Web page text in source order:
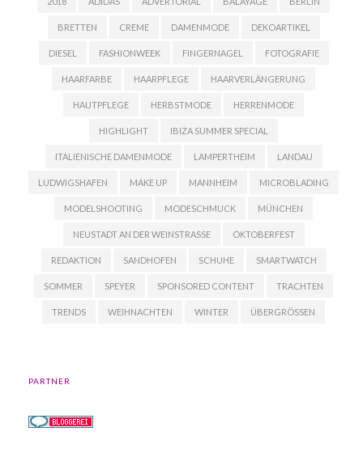
BRETTEN CREME DAMENMODE DEKOARTIKEL
DIESEL FASHIONWEEK FINGERNAGEL FOTOGRAFIE
HAARFARBE HAARPFLEGE HAARVERLÄNGERUNG
HAUTPFLEGE HERBSTMODE HERRENMODE
HIGHLIGHT IBIZA SUMMER SPECIAL
ITALIENISCHE DAMENMODE LAMPERTHEIM LANDAU
LUDWIGSHAFEN MAKE UP MANNHEIM MICROBLADING
MODELSHOOTING MODESCHMUCK MÜNCHEN
NEUSTADT AN DER WEINSTRASSE OKTOBERFEST
REDAKTION SANDHOFEN SCHUHE SMARTWATCH
SOMMER SPEYER SPONSORED CONTENT TRACHTEN
TRENDS WEIHNACHTEN WINTER ÜBERGRÖSSEN
PARTNER